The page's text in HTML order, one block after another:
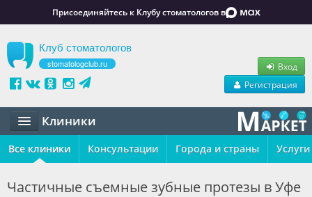
Присоединяйтесь к Клубу стоматологов в
Клуб стоматологов
stomatologclub.ru
Вход
Регистрация
Клиники
Статьи
Все клиники Консультации Города и страны Услуги
Частичные съемные зубные протезы в Уфе